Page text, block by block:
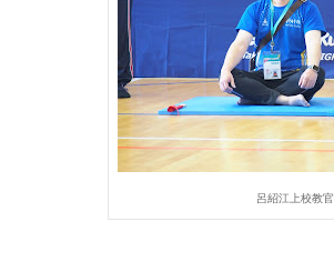
呂紹江上校教官